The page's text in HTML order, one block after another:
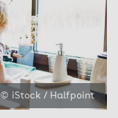
© iStock / Halfpoint